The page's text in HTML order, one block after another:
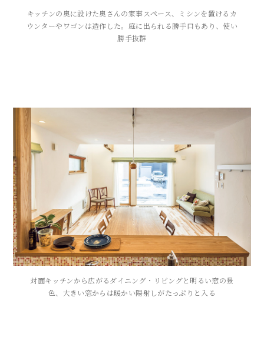
キッチンの奥に設けた奥さんの家事スペース、ミシンを置けるカ
ウンターやワゴンは造作した。庭に出られる勝手口もあり、使い
勝手抜群
対面キッチンから広がるダイニング・リビングと明るい窓の景
色、大きい窓からは暖かい陽射しがたっぷりと入る